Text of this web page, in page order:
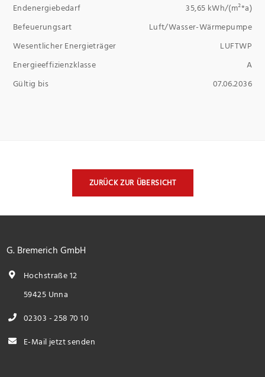
Endenergiebedarf
35,65 kWh/(m²*a)
Befeuerungsart
Luft/Wasser-Wärmepumpe
Wesentlicher Energieträger
LUFTWP
Energieeffizienzklasse
A
Gültig bis
07.06.2036
ZURÜCK ZUR ÜBERSICHT
G. Bremerich GmbH
Hochstraße 12
59425 Unna
02303 - 258 70 10
E-Mail jetzt senden